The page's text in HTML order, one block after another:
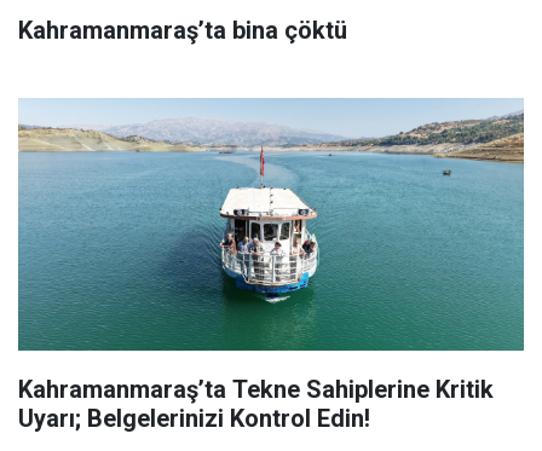
Kahramanmaraş’ta bina çöktü
Kahramanmaraş’ta Tekne Sahiplerine Kritik
Uyarı; Belgelerinizi Kontrol Edin!